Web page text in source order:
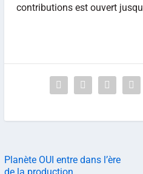
contributions est ouvert
Planète OUI entre dans l’ère